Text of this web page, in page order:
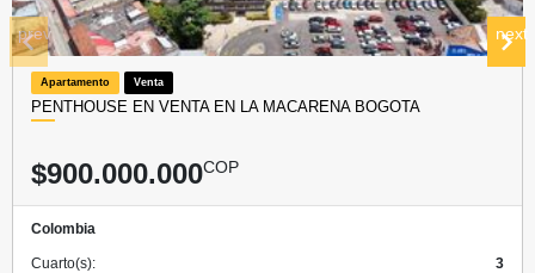
Apartamento Venta
PENTHOUSE EN VENTA EN LA MACARENA BOGOTA
$900.000.000COP
Colombia
Cuarto(s):
3
prev next